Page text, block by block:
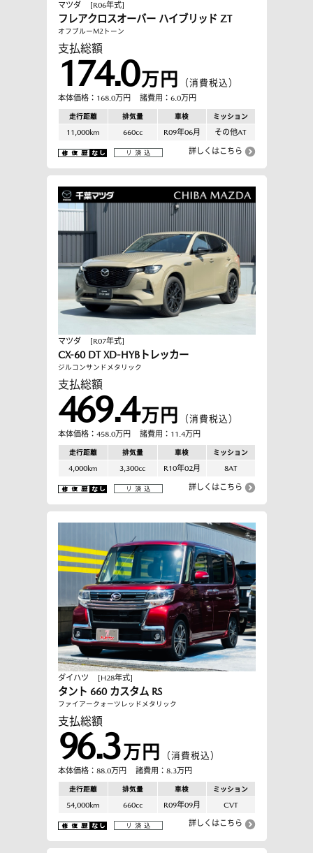
マツダ [R06年式]
フレアクロスオーバー ハイブリッド ZT
オフブルーM2トーン
支払総額
174.0万円 （消費税込）
本体価格：168.0万円 諸費用：6.0万円
走行距離 排気量 車検 ミッション
11,000km 660cc R09年06月 その他AT
詳しくはこちら
マツダ [R07年式]
CX-60 DT XD-HYBトレッカー
ジルコンサンドメタリック
支払総額
469.4万円 （消費税込）
本体価格：458.0万円 諸費用：11.4万円
走行距離 排気量 車検 ミッション
4,000km 3,300cc R10年02月 8AT
詳しくはこちら
ダイハツ [H28年式]
タント 660 カスタム RS
ファイアークォーツレッドメタリック
支払総額
96.3万円 （消費税込）
本体価格：88.0万円 諸費用：8.3万円
走行距離 排気量 車検 ミッション
54,000km 660cc R09年09月 CVT
詳しくはこちら